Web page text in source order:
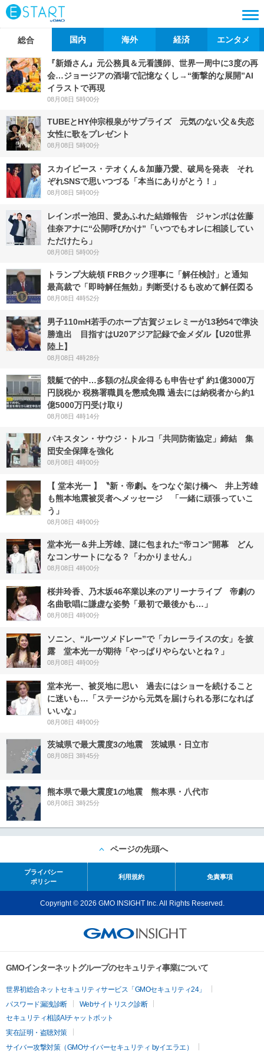
総合 国内 海外 経済 エンタメ
『新婚さん』元公務員＆元看護師、世界一周中に3度の再
会…ジョージアの酒場で記憶なくし→“衝撃的な展開”AI
イラストで再現
08月08日 5時00分
TUBEとHY仲宗根泉がサプライズ 元気のない父＆失恋
女性に歌をプレゼント
08月08日 5時00分
スカイピース・テオくん＆加藤乃愛、破局を発表 それ
ぞれSNSで思いつづる「本当にありがとう！」
08月08日 5時00分
レインボー池田、愛あふれた結婚報告 ジャンボは佐藤
佳奈アナに“公開呼びかけ”「いつでもオレに相談してい
ただけたら」
08月08日 5時00分
トランプ大統領 FRBクック理事に「解任検討」と通知
最高裁で「即時解任無効」判断受けるも改めて解任図る
08月08日 4時52分
男子110mH若手のホープ古賀ジェレミーが13秒54で準決
勝進出 目指すはU20アジア記録で金メダル【U20世界
陸上】
08月08日 4時28分
競艇で的中…多額の払戻金得るも申告せず 約1億3000万
円脱税か 税務署職員を懲戒免職 過去には納税者から約1
億5000万円受け取り
08月08日 4時14分
パキスタン・サウジ・トルコ「共同防衛協定」締結 集
団安全保障を強化
08月08日 4時00分
【 堂本光一 】〝新・帝劇〟をつなぐ架け橋へ 井上芳雄
も熊本地震被災者へメッセージ 「一緒に頑張っていこ
う」
08月08日 4時00分
堂本光一＆井上芳雄、謎に包まれた“帝コン”開幕 どん
なコンサートになる？「わかりません」
08月08日 4時00分
桜井玲香、乃木坂46卒業以来のアリーナライブ 帝劇の
名曲歌唱に謙虚な姿勢「最初で最後かも…」
08月08日 4時00分
ソニン、“ルーツメドレー”で「カレーライスの女」を披
露 堂本光一が期待「やっぱりやらないとね？」
08月08日 4時00分
堂本光一、被災地に思い 過去にはショーを続けること
に迷いも…「ステージから元気を届けられる形になれば
いいな」
08月08日 4時00分
茨城県で最大震度3の地震 茨城県・日立市
08月08日 3時45分
熊本県で最大震度1の地震 熊本県・八代市
08月08日 3時25分
ページの先頭へ
プライバシー
ポリシー
利用規約 免責事項
Copyright © 2026 GMO INSIGHT Inc. All Rights Reserved.
GMOインターネットグループのセキュリティ事業について
世界初総合ネットセキュリティサービス「GMOセキュリティ24」
パスワード漏洩診断
Webサイトリスク診断
セキュリティ相談AIチャットボット
実在証明・盗聴対策
サイバー攻撃対策（GMOサイバーセキュリティ byイエラエ）